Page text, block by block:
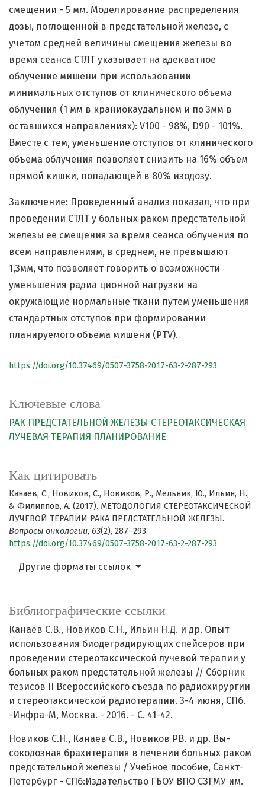
Ключевые слова
РАК ПРЕДСТАТЕЛЬНОЙ ЖЕЛЕЗЫ СТЕРЕОТАКСИЧЕСКАЯ
ЛУЧЕВАЯ ТЕРАПИЯ ПЛАНИРОВАНИЕ
Как цитировать
Канаев, С., Новиков, С., Новиков, Р., Мельник, Ю., Ильин, Н.,
& Филиппов, А. (2017). МЕТОДОЛОГИЯ СТЕРЕОТАКСИЧЕСКОЙ
ЛУЧЕВОЙ ТЕРАПИИ РАКА ПРЕДСТАТЕЛЬНОЙ ЖЕЛЕЗЫ.
Вопросы онкологии, 63(2), 287–293.
https://doi.org/10.37469/0507-3758-2017-63-2-287-293
Другие форматы ссылок
смещении - 5 мм. Моделирование распределения
дозы, поглощенной в предстательной железе, с
учетом средней величины смещения железы во
время сеанса СТЛТ указывает на адекватное
облучение мишени при использовании
минимальных отступов от клинического объема
облучения (1 мм в краниокаудальном и по 3мм в
оставшихся направлениях): V100 - 98%, D90 - 101%.
Вместе с тем, уменьшение отступов от клинического
объема облучения позволяет снизить на 16% объем
прямой кишки, попадающей в 80% изодозу.
Заключение: Проведенный анализ показал, что при
проведении СТЛТ у больных раком предстательной
железы ее смещения за время сеанса облучения по
всем направлениям, в среднем, не превышают
1,3мм, что позволяет говорить о возможности
уменьшения радиа ционной нагрузки на
окружающие нормальные ткани путем уменьшения
стандартных отступов при формировании
планируемого объема мишени (PTV).
https://doi.org/10.37469/0507-3758-2017-63-2-287-293
Библиографические ссылки
Канаев С.В., Новиков С.Н., Ильин Н.Д. и др. Опыт
использования биодеградирующих спейсеров при
проведении стереотаксической лучевой терапии у
больных раком предстательной железы // Сборник
тезисов II Всероссийского съезда по радиохирургии
и стереотаксической радиотерапии. 3-4 июня, СПб.
-Инфра-М, Москва. - 2016. - C. 41-42.
Новиков С.Н., Канаев С.В., Новиков РВ. и др. Вы-
сокодозная брахитерапия в лечении больных раком
предстательной железы / Учебное пособие, Санкт-
Петербург - СПб:Издательство ГБОУ ВПО СЗГМУ им.